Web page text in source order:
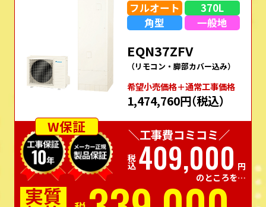
フルオート
370L
角型
一般地
EQN37ZFV
（リモコン・脚部カバー込み）
希望⼩売価格＋通常⼯事価格
1,474,760円（税込）
W保証
＼工事費コミコミ／
税込409,000 円
のところを…
実質